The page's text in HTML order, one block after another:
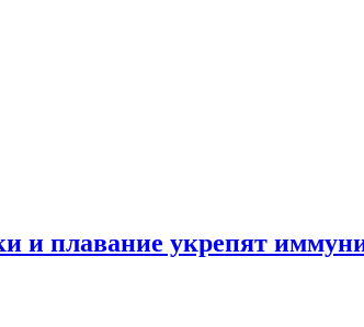
и плавание укрепят